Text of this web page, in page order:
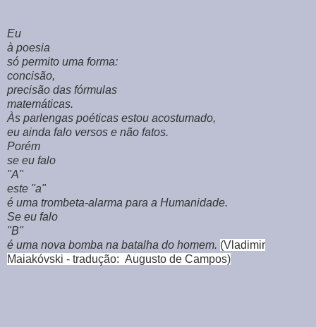
Eu
à poesia
só permito uma forma:
concisão,
precisão das fórmulas
matemáticas.
Às parlengas poéticas estou acostumado,
eu ainda falo versos e não fatos.
Porém
se eu falo
"A"
este "a"
é uma trombeta-alarma para a Humanidade.
Se eu falo
"B"
é uma nova bomba na batalha do homem. (Vladimir
Maiakóvski - tradução: Augusto de Campos)